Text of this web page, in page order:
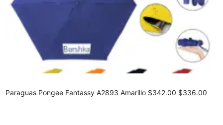
Paraguas Pongee Fantassy A2893 Amarillo$342.00 Original
$336.00